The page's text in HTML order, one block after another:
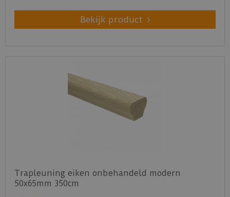
Bekijk product
Trapleuning eiken onbehandeld modern
50x65mm 350cm